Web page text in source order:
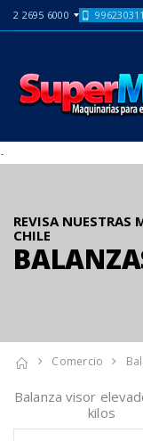
2 2695 6000 996230311
-
REVISA NUESTRAS
CHILE
Comercio
Balanza visor
kilos